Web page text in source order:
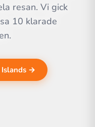
resan. Vi gick
10 klarade
→